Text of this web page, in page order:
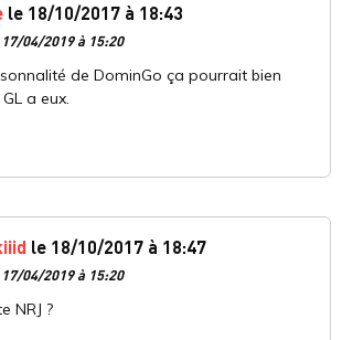
le 18/10/2017 à 18:43
04/2019 à 15:20
de DominGo ça pourrait bien
a eux.
le 18/10/2017 à 18:47
04/2019 à 15:20
NRJ ?